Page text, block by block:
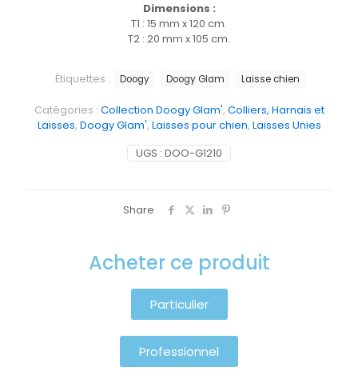
Dimensions :
T1 : 15 mm x 120 cm.
T2 : 20 mm x 105 cm.
UGS : DOO-G1210
Catégories : Collection Doogy Glam', Colliers, Harnais et
Laisses, Doogy Glam', Laisses pour chien, Laisses Unies
Étiquettes : Doogy Doogy Glam Laisse chien
Share
Acheter ce produit
Particulier
Professionnel